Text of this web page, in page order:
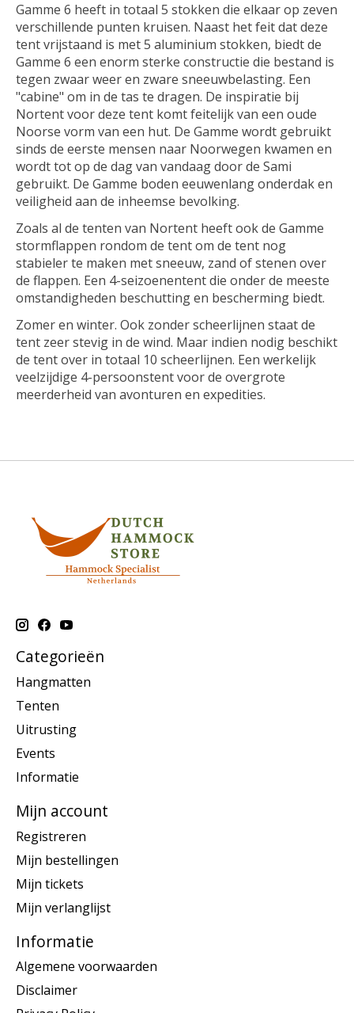
Gamme 6 heeft in totaal 5 stokken die elkaar op zeven
verschillende punten kruisen. Naast het feit dat deze
tent vrijstaand is met 5 aluminium stokken, biedt de
Gamme 6 een enorm sterke constructie die bestand is
tegen zwaar weer en zware sneeuwbelasting. Een
"cabine" om in de tas te dragen. De inspiratie bij
Nortent voor deze tent komt feitelijk van een oude
Noorse vorm van een hut. De Gamme wordt gebruikt
sinds de eerste mensen naar Noorwegen kwamen en
wordt tot op de dag van vandaag door de Sami
gebruikt. De Gamme boden eeuwenlang onderdak en
veiligheid aan de inheemse bevolking.
Zoals al de tenten van Nortent heeft ook de Gamme
stormflappen rondom de tent om de tent nog
stabieler te maken met sneeuw, zand of stenen over
de flappen. Een 4-seizoenentent die onder de meeste
omstandigheden beschutting en bescherming biedt.
Zomer en winter. Ook zonder scheerlijnen staat de
tent zeer stevig in de wind. Maar indien nodig beschikt
de tent over in totaal 10 scheerlijnen. Een werkelijk
veelzijdige 4-persoonstent voor de overgrote
meerderheid van avonturen en expedities.
Categorieën
Hangmatten
Tenten
Uitrusting
Events
Informatie
Mijn account
Registreren
Mijn bestellingen
Mijn tickets
Mijn verlanglijst
Informatie
Algemene voorwaarden
Disclaimer